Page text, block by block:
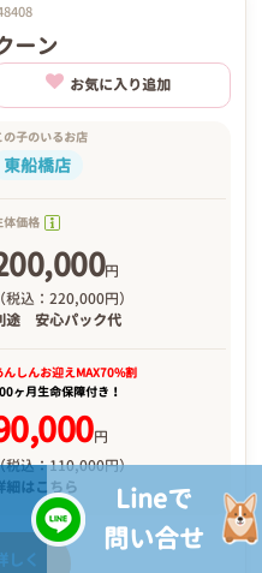
ーン
お気に入り追加
の子のいるお店
東船橋店
体価格
円
（税込：220,000円）
途 安心パック代
んしんお迎えMAX70%割
ヶ月生命保障付き！
円
税込：110,000円）
細はこちら
しく
Lineで
問い合せ